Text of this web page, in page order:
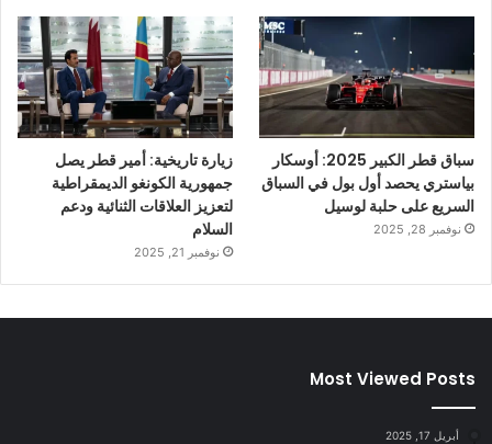
سباق قطر الكبير 2025: أوسكار
بياستري يحصد أول بول في السباق
السريع على حلبة لوسيل
نوفمبر 28, 2025
زيارة تاريخية: أمير قطر يصل
جمهورية الكونغو الديمقراطية
لتعزيز العلاقات الثنائية ودعم
السلام
نوفمبر 21, 2025
Most Viewed Posts
أبريل 17, 2025